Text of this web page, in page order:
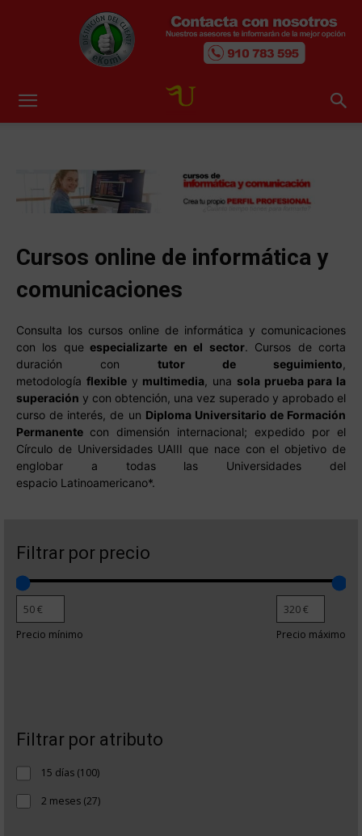
Cursos online de informática y
comunicaciones
Consulta los cursos online de informática y comunicaciones
con los queespecializarte en el sector. Cursos de corta
duración con tutor de seguimiento
metodología flexibley multimedia , una sola prueba para la
superación y con obtención, una vez superado y aprobado el
curso de interés, de un Diploma Universitario de Formación
Permanente con dimensión internacional; expedido por el
Círculo de Universidades UAIII que nace con el objetivo de
englobar a todas las Universidades del
espacio Latinoamericano*.
Filtrar por precio
Precio mínimo Precio máximo
Filtrar por atributo
15 días 100100
2 meses 2727